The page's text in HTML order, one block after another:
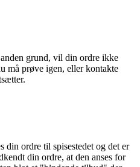
grund, vil din ordre ikke
må prøve igen, eller kontakte
din ordre til spisestedet og det er
din ordre, at den anses for